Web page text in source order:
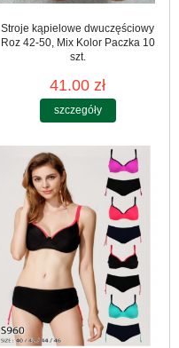
Stroje kąpielowe dwuczęściowy
Roz 42-50, Mix Kolor Paczka 10
szt.
41.00 zł
szczegóły